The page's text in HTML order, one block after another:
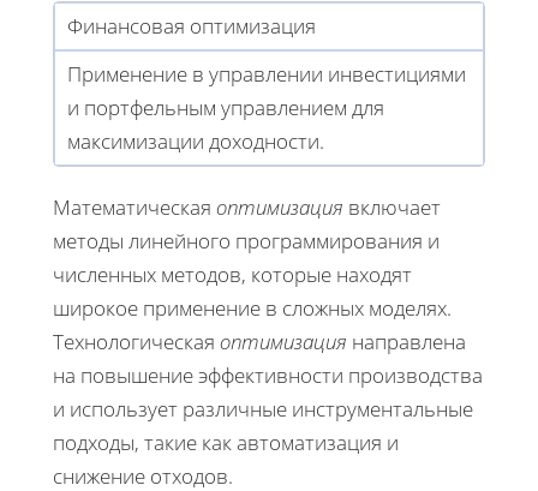
Финансовая оптимизация
Применение в управлении инвестициями
и портфельным управлением для
максимизации доходности.
Математическая оптимизация включает
методы линейного программирования и
численных методов, которые находят
широкое применение в сложных моделях.
Технологическая оптимизация направлена
на повышение эффективности производства
и использует различные инструментальные
подходы, такие как автоматизация и
снижение отходов.